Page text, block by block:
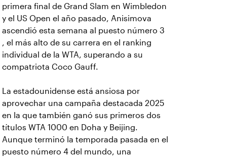
primera final de Grand Slam en Wimbledon
y el US Open el año pasado, Anisimova
ascendió esta semana al puesto número 3
, el más alto de su carrera en el ranking
individual de la WTA, superando a su
compatriota Coco Gauff.
La estadounidense está ansiosa por
aprovechar una campaña destacada 2025
en la que también ganó sus primeros dos
títulos WTA 1000 en Doha y Beijing.
Aunque terminó la temporada pasada en el
puesto número 4 del mundo, una